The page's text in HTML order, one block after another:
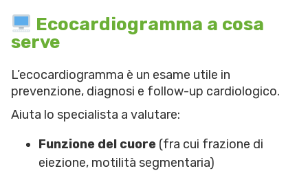
Ecocardiogramma a cosa
serve
L’ecocardiogramma è un esame utile in
prevenzione, diagnosi e follow-up cardiologico.
Aiuta lo specialista a valutare:
Funzione del cuore (fra cui frazione di
eiezione, motilità segmentaria)